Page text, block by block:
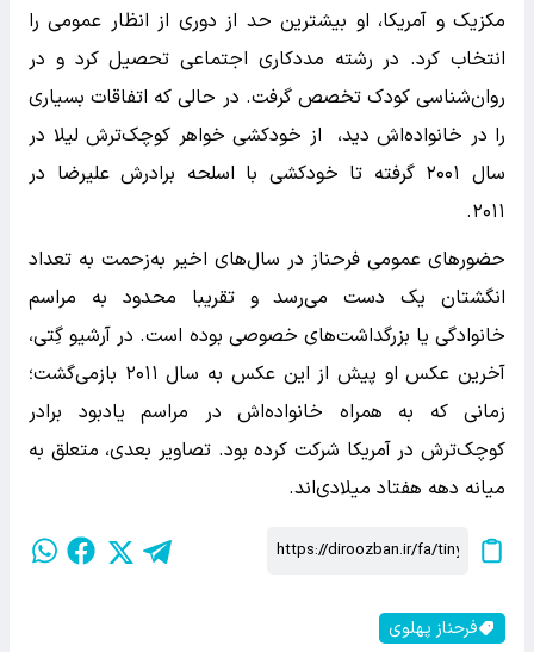
مکزیک و آمریکا، او بیشترین حد از دوری از انظار عمومی را
انتخاب کرد. در رشته مددکاری اجتماعی تحصیل کرد و در
روان‌شناسی کودک تخصص گرفت. در حالی که اتفاقات بسیاری
را در خانواده‌اش دید، از خودکشی خواهر کوچک‌ترش لیلا در
سال ۲۰۰۱ گرفته تا خودکشی با اسلحه برادرش علیرضا در
۲۰۱۱.
حضورهای عمومی فرحناز در سال‌های اخیر به‌زحمت به تعداد
انگشتان یک دست می‌رسد و تقریبا محدود به مراسم
خانوادگی یا بزرگداشت‌های خصوصی بوده است. در آرشیو گِتی،
آخرین عکس او پیش از این عکس به سال ۲۰۱۱ بازمی‌گشت؛
زمانی که به همراه خانواده‌اش در مراسم یادبود برادر
کوچک‌ترش در آمریکا شرکت کرده بود. تصاویر بعدی، متعلق به
میانه دهه هفتاد میلادی‌اند.
فرحناز پهلوی